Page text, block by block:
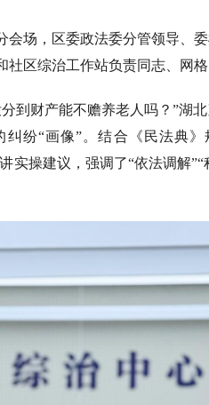
场，区委政法委分管领导、
区综治工作站负责同志、网格
到财产能不赡养老人吗？”湖
纷“画像”。结合《民法典》
操建议，强调了“依法调解